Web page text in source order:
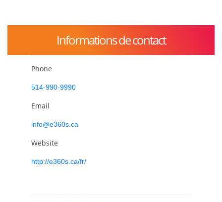
Informations de contact
Phone
514-990-9990
Email
info@e360s.ca
Website
http://e360s.ca/fr/